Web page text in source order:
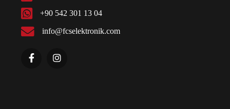
+90 542 301 13 04
info@fcselektronik.com